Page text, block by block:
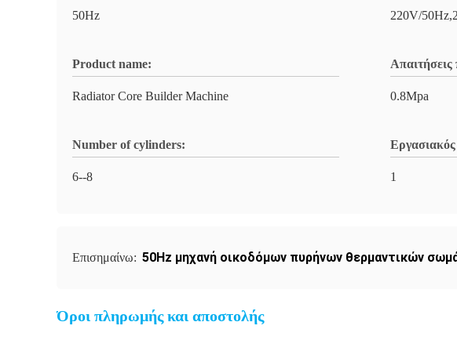
50Hz 220V/
Product name:
Radiator Core Builder Machine
Απαιτήσεις
0.8Mpa
Number of cylinders:
6--8 1
Επισημαίνω: 50Hz μηχανή οικοδόμων πυρήνων θερμαντικών
Όροι πληρωμής και αποστολής